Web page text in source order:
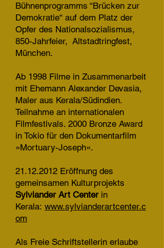
Bühnenprogramms “Brücken zur
Demokratie“ auf dem Platz der
Opfer des Nationalsozialismus,
850-Jahrfeier, Altstadtringfest,
München.
Ab 1998 Filme in Zusammenarbeit
mit Ehemann Alexander Devasia,
Maler aus Kerala/Südindien.
Teilnahme an internationalen
Filmfestivals. 2000 Bronze Award
in Tokio für den Dokumentarfilm
»Mortuary-Joseph«.
21.12.2012 Eröffnung des
gemeinsamen Kulturprojekts
Sylviander Art Centerin
Kerala: www.sylvianderartcenter.c
om
Als Freie Schriftstellerin erlaube